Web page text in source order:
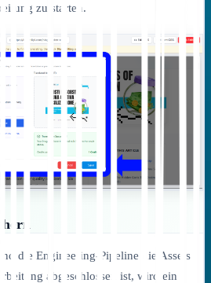
zu starten.
die Engineering-Pipeline die Assets
abgeschlossen ist, wird ein